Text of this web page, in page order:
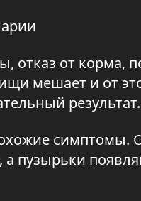
отказ от корма,
мешает и от
результат.
симптомы.
пузырьки